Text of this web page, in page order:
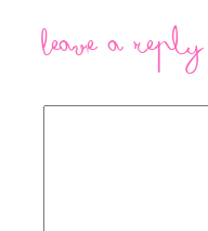
Leave a Reply